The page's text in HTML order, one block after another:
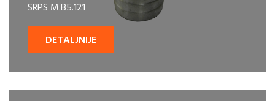
SRPS M.B5.121
DETALJNIJE